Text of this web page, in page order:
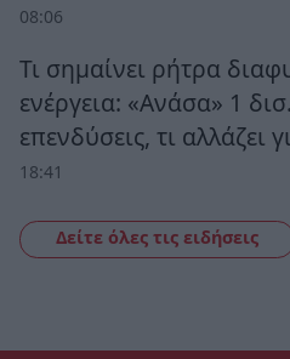
08:06
Τι σημαίνει ρήτρα
ενέργεια: «Ανάσα» 1
επενδύσεις, τι αλλάζει
18:41
Δείτε όλες τις ειδήσεις